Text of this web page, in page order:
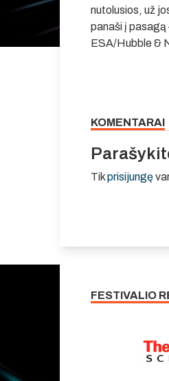
nutolusios, už
panaši į pasagą
ESA/Hubble &
KOMENTARAI
Tikprisijungę
FESTIVALIO